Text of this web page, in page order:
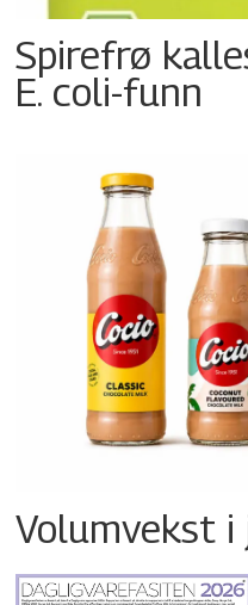
Spirefrø
E. coli-funn
Volumvekst i